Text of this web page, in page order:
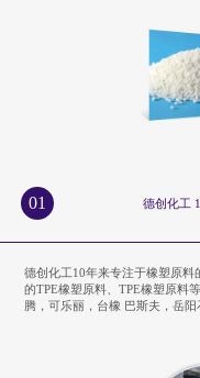
01 德创化工
德创化工10年来专注于橡塑原
的TPE橡塑原料、TPE橡塑原料
腾，可乐丽，台橡 巴斯夫，岳